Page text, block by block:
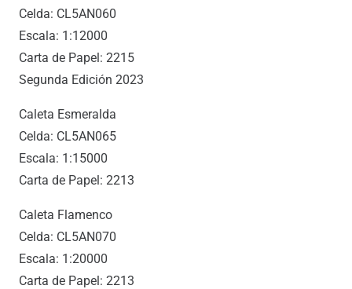
Celda: CL5AN060
Escala: 1:12000
Carta de Papel: 2215
Segunda Edición 2023
Caleta Esmeralda
Celda: CL5AN065
Escala: 1:15000
Carta de Papel: 2213
Caleta Flamenco
Celda: CL5AN070
Escala: 1:20000
Carta de Papel: 2213